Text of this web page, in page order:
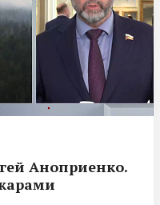
Аноприенко.